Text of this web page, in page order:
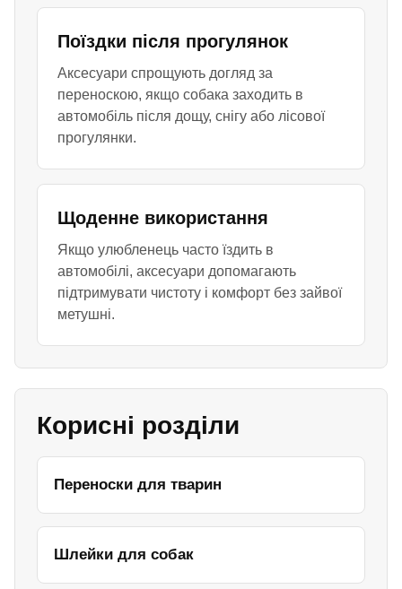
Поїздки після прогулянок
Аксесуари спрощують догляд за
переноскою, якщо собака заходить в
автомобіль після дощу, снігу або лісової
прогулянки.
Щоденне використання
Якщо улюбленець часто їздить в
автомобілі, аксесуари допомагають
підтримувати чистоту і комфорт без зайвої
метушні.
Корисні розділи
Переноски для тварин
Шлейки для собак